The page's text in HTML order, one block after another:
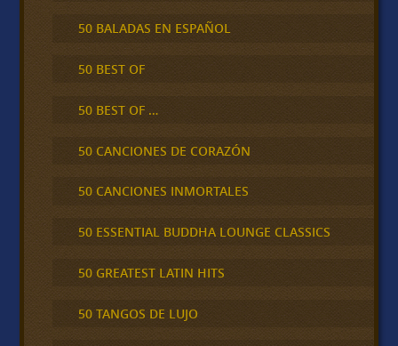
50 BALADAS EN ESPAÑOL
50 BEST OF
50 BEST OF …
50 CANCIONES DE CORAZÓN
50 CANCIONES INMORTALES
50 ESSENTIAL BUDDHA LOUNGE CLASSICS
50 GREATEST LATIN HITS
50 TANGOS DE LUJO